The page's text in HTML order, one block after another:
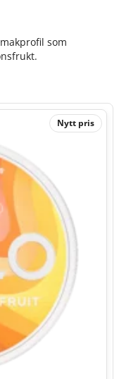
som
Nytt pris